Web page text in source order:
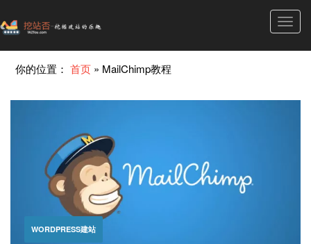
你的位置：首页 » MailChimp教程
WORDPRESS建站